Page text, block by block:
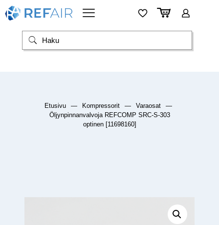
Etusivu — Kompressorit — Varaosat
—
Öljynpinnanvalvoja REFCOMP SRC-S-303
optinen [11698160]